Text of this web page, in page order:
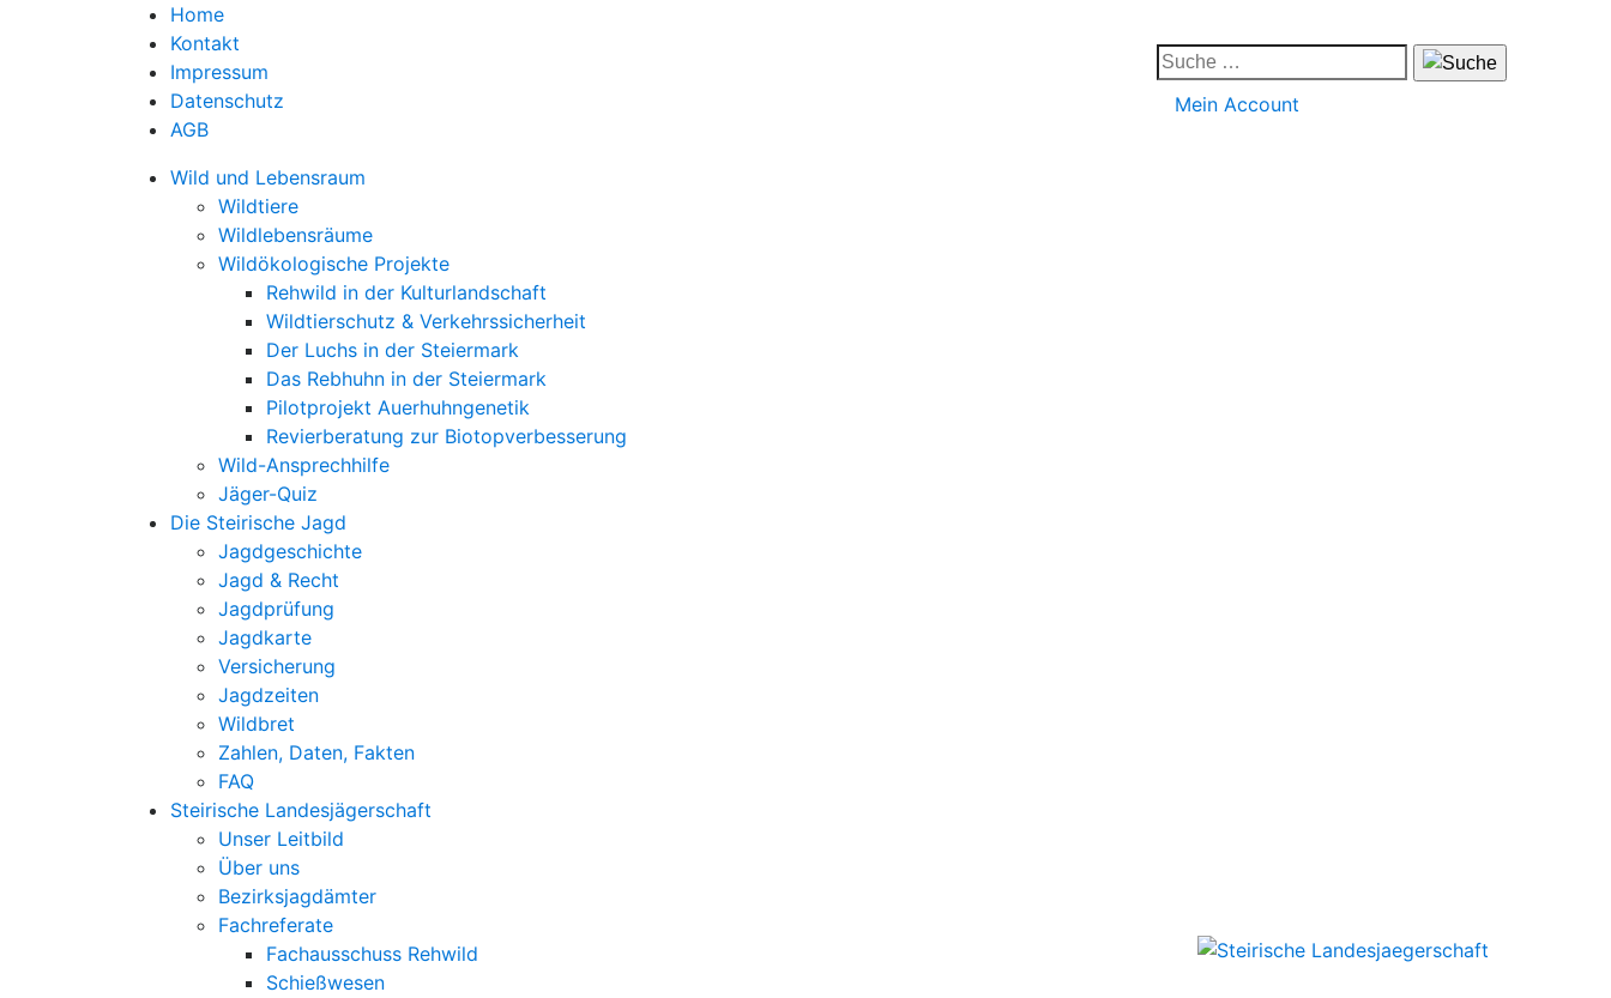
Home
Kontakt
Impressum
Datenschutz
AGB
Mein Account
Wild und Lebensraum
Wildtiere
Wildlebensräume
Wildökologische Projekte
Rehwild in der Kulturlandschaft
Wildtierschutz & Verkehrssicherheit
Der Luchs in der Steiermark
Das Rebhuhn in der Steiermark
Pilotprojekt Auerhuhngenetik
Revierberatung zur Biotopverbesserung
Wild-Ansprechhilfe
Jäger-Quiz
Die Steirische Jagd
Jagdgeschichte
Jagd & Recht
Jagdprüfung
Jagdkarte
Versicherung
Jagdzeiten
Wildbret
Zahlen, Daten, Fakten
FAQ
Steirische Landesjägerschaft
Unser Leitbild
Über uns
Bezirksjagdämter
Fachreferate
Fachausschuss Rehwild
Schießwesen